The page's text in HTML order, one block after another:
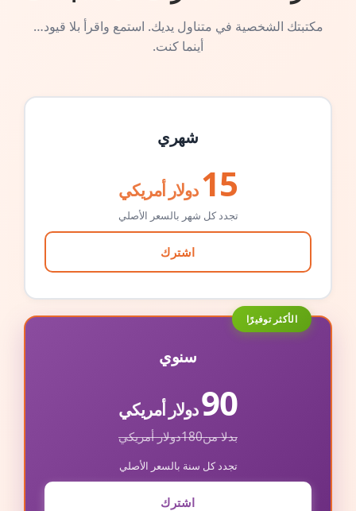
مكتبتك الشخصية في متناول يديك. استمع واقرأ بلا قيود…
أينما كنت.
شهري
15 دولار أمريكي
تجدد كل شهر بالسعر الأصلي
اشترك
الأكثر توفيرًا
سنوي
90دولار أمريكي
بدلا من180دولار أمريكي
تجدد كل سنة بالسعر الأصلي
اشترك